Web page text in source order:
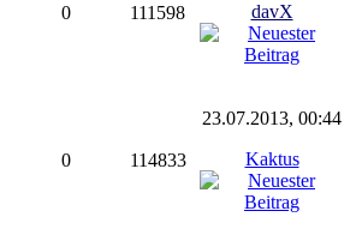
0 111598
davX
0 114833
23.07.2013, 00:44
Kaktus